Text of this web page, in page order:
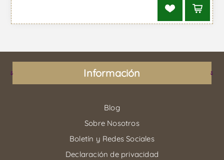
Información
Blog
Sobre Nosotros
Boletín y Redes Sociales
Declaración de privacidad